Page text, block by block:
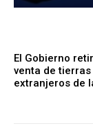
El Gobierno
venta de
extranjeros de